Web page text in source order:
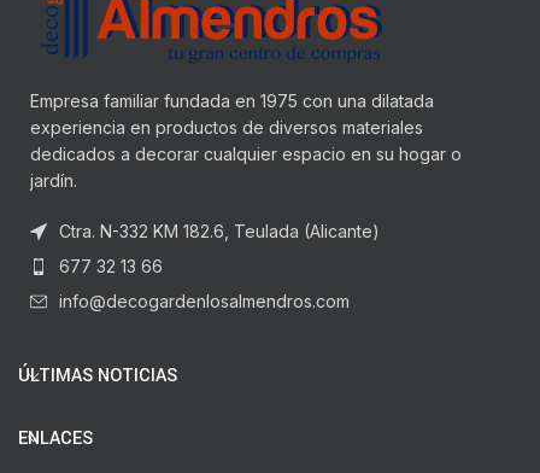
Empresa familiar fundada en 1975 con una dilatada
experiencia en productos de diversos materiales
dedicados a decorar cualquier espacio en su hogar o
jardín.
Ctra. N-332 KM 182.6, Teulada (Alicante)
677 32 13 66
info@decogardenlosalmendros.com
ÚLTIMAS NOTICIAS
ENLACES